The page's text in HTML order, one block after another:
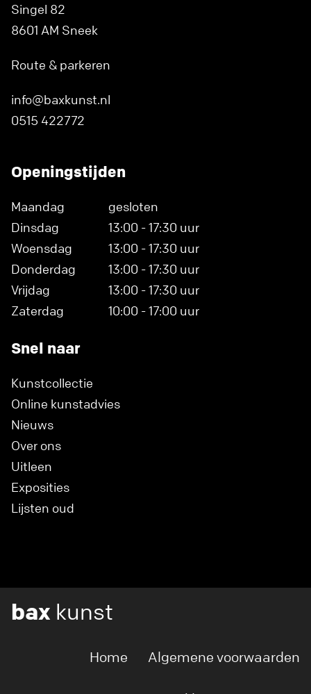
Singel 82
8601 AM Sneek
Route & parkeren
info@baxkunst.nl
0515 422772
Openingstijden
Maandag
gesloten
Dinsdag
13:00 - 17:30 uur
Woensdag
13:00 - 17:30 uur
Donderdag
13:00 - 17:30 uur
Vrijdag
13:00 - 17:30 uur
Zaterdag
10:00 - 17:00 uur
Snel naar
Kunstcollectie
Online kunstadvies
Nieuws
Over ons
Uitleen
Exposities
Lijsten oud
bax kunst
Home Algemene voorwaarden